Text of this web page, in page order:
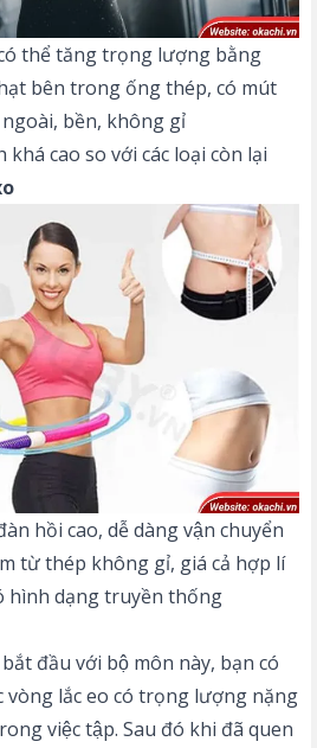
thể tăng trọng lượng bằng
bên trong ống thép, có mút
bền, không gỉ
cao so với các loại còn lại
hồi cao, dễ dàng vận chuyển
từ thép không gỉ, giá cả hợp lí
hình dạng truyền thống
đầu với bộ môn này, bạn có
vòng lắc eo có trọng lượng nặng
việc tập. Sau đó khi đã quen